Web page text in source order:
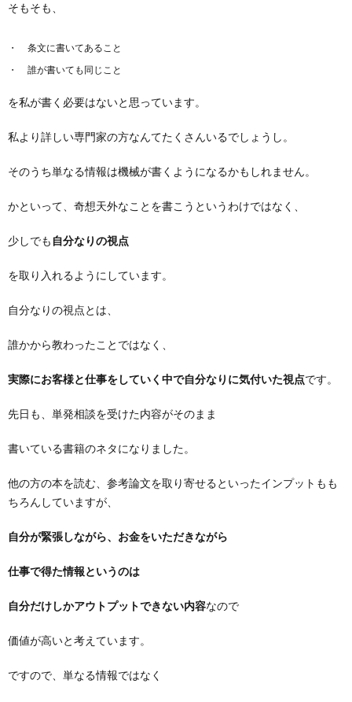
そもそも、
条文に書いてあること
誰が書いても同じこと
を私が書く必要はないと思っています。
私より詳しい専門家の方なんてたくさんいるでしょうし。
そのうち単なる情報は機械が書くようになるかもしれません。
かといって、奇想天外なことを書こうというわけではなく、
少しでも 自分なりの視点
を取り入れるようにしています。
自分なりの視点とは、
誰かから教わったことではなく、
実際にお客様と仕事をしていく中で自分なりに気付いた視点です。
先日も、単発相談を受けた内容がそのまま
書いている書籍のネタになりました。
他の方の本を読む、参考論文を取り寄せるといったインプットもも
ちろんしていますが、
自分が緊張しながら、お金をいただきながら
仕事で得た情報というのは
自分だけしかアウトプットできない内容なので
価値が高いと考えています。
ですので、単なる情報ではなく